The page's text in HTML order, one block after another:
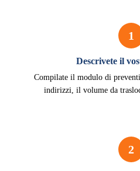
1
Descrivete il
Compilate il modulo di
indirizzi, il volume da
2